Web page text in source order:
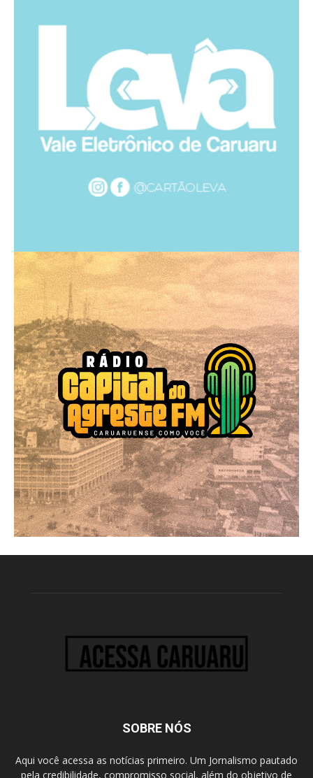
SOBRE NÓS
Aqui você acessa as notícias primeiro. Um Jornalismo pautado
pela credibilidade, compromisso social, além do objetivo de